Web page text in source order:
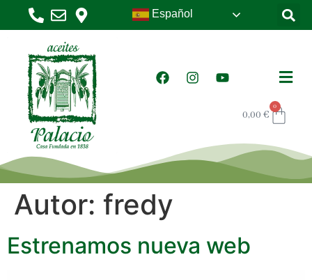
Español
0,00 €
0
Autor: fredy
Estrenamos nueva web